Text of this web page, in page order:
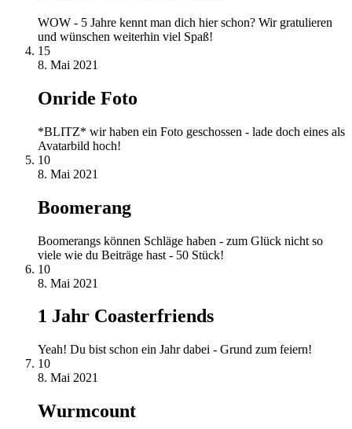
WOW - 5 Jahre kennt man dich hier schon? Wir gratulieren
und wünschen weiterhin viel Spaß!
15
8. Mai 2021
Onride Foto
*BLITZ* wir haben ein Foto geschossen - lade doch eines als
Avatarbild hoch!
10
8. Mai 2021
Boomerang
Boomerangs können Schläge haben - zum Glück nicht so
viele wie du Beiträge hast - 50 Stück!
10
8. Mai 2021
1 Jahr Coasterfriends
Yeah! Du bist schon ein Jahr dabei - Grund zum feiern!
10
8. Mai 2021
Wurmcount